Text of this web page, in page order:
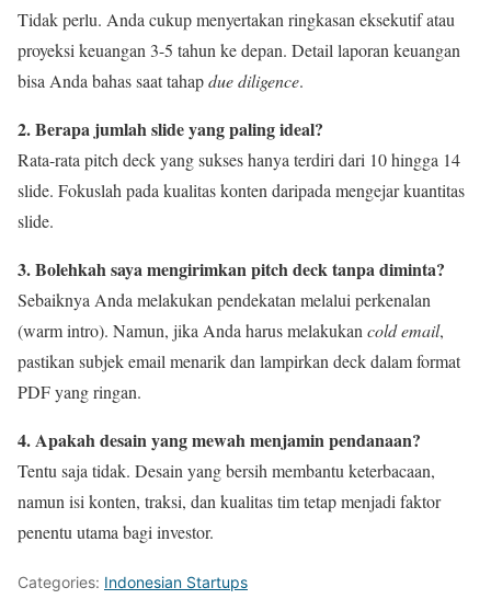
Tidak perlu. Anda cukup menyertakan ringkasan eksekutif atau
proyeksi keuangan 3-5 tahun ke depan. Detail laporan keuangan
bisa Anda bahas saat tahapdue diligence.
2. Berapa jumlah slide yang paling ideal?
Rata-rata pitch deck yang sukses hanya terdiri dari 10 hingga 14
slide. Fokuslah pada kualitas konten daripada mengejar kuantitas
slide.
3. Bolehkah saya mengirimkan pitch deck tanpa diminta?
Sebaiknya Anda melakukan pendekatan melalui perkenalan
(warm intro). Namun, jika Anda harus melakukancold email,
pastikan subjek email menarik dan lampirkan deck dalam format
PDF yang ringan.
4. Apakah desain yang mewah menjamin pendanaan?
Tentu saja tidak. Desain yang bersih membantu keterbacaan,
namun isi konten, traksi, dan kualitas tim tetap menjadi faktor
penentu utama bagi investor.
Categories: Indonesian Startups